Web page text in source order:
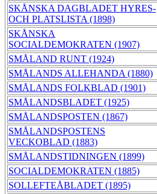
SKÅNSKA DAGBLADET HYRES-
OCH PLATSLISTA (1898)
SKÅNSKA
SOCIALDEMOKRATEN (1907)
SMÅLAND RUNT (1924)
SMÅLANDS ALLEHANDA (1880)
SMÅLANDS FOLKBLAD (1901)
SMÅLANDSBLADET (1925)
SMÅLANDSPOSTEN (1867)
SMÅLANDSPOSTENS
VECKOBLAD (1883)
SMÅLANDSTIDNINGEN (1899)
SOCIALDEMOKRATEN (1885)
SOLLEFTEÅBLADET (1895)